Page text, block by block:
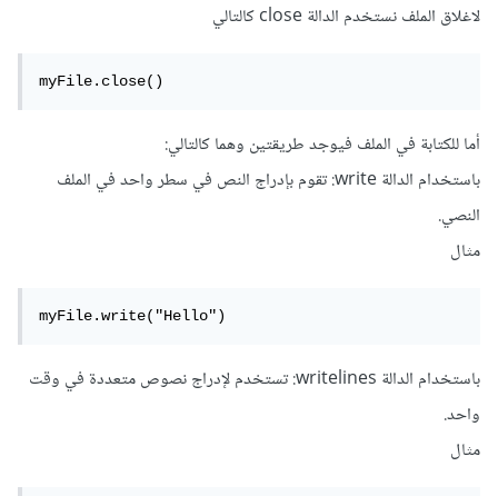
لاغلاق الملف نستخدم الدالة close كالتالي
myFile.close()
أما للكتابة في الملف فيوجد طريقتين وهما كالتالي:
باستخدام الدالة write: تقوم بإدراج النص في سطر واحد في الملف
النصي.
مثال
myFile.write("Hello")
باستخدام الدالة writelines: تستخدم لإدراج نصوص متعددة في وقت
واحد.
مثال